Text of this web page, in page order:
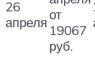
26
апреляот
19067
руб.